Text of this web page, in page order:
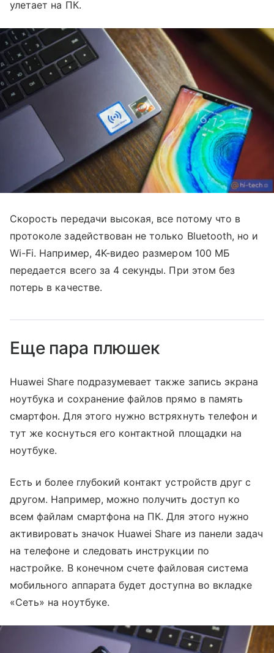
улетает на ПК.
Скорость передачи высокая, все потому что в
протоколе задействован не только Bluetooth, но и
Wi-Fi. Например, 4K-видео размером 100 МБ
передается всего за 4 секунды. При этом без
потерь в качестве.
Еще пара плюшек
Huawei Share подразумевает также запись экрана
ноутбука и сохранение файлов прямо в память
смартфон. Для этого нужно встряхнуть телефон и
тут же коснуться его контактной площадки на
ноутбуке.
Есть и более глубокий контакт устройств друг с
другом. Например, можно получить доступ ко
всем файлам смартфона на ПК. Для этого нужно
активировать значок Huawei Share из панели задач
на телефоне и следовать инструкции по
настройке. В конечном счете файловая система
мобильного аппарата будет доступна во вкладке
«Сеть» на ноутбуке.